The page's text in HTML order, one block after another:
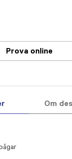
Prova online
Om